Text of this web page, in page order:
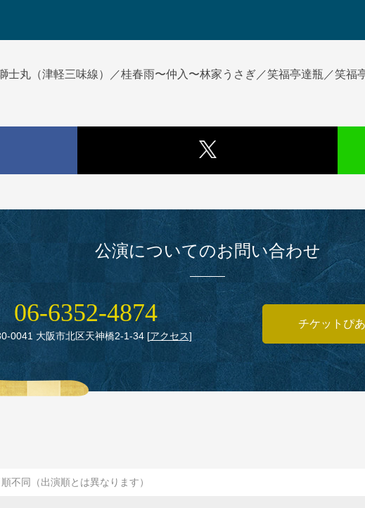
士丸（津軽三味線）／桂春雨〜仲入〜林家うさぎ／笑福亭達瓶／笑福
公演についてのお問い合わせ
06‑6352‑4874
大阪市北区天神橋2‑1‑34[アクセス]
チケットぴ
同（出演順とは異なります）